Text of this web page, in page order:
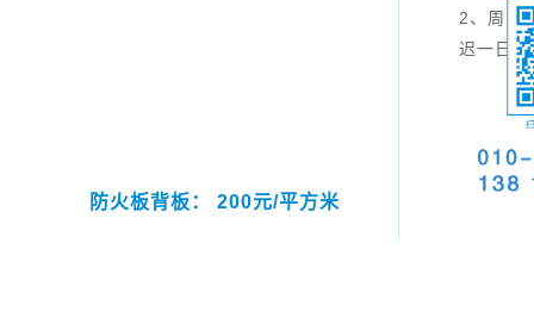
防火板背板： 200元/平方米
2、周日
迟一日。